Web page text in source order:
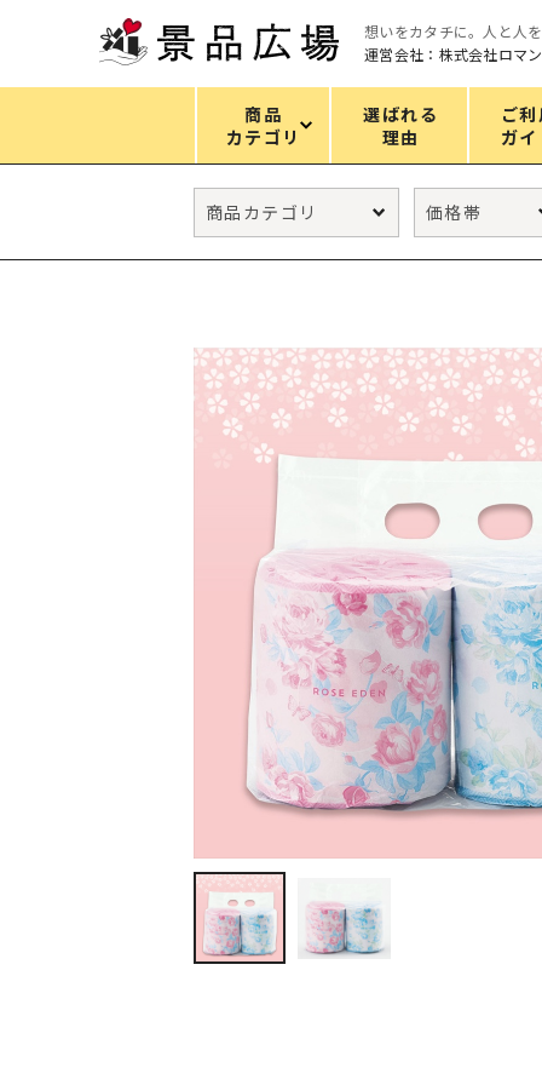
想いをカタチに。人と人
運営会社：株式会社ロマン
商品
カテゴリ
選ばれる
理由
ご
ガ
カテゴリ
ギフトセット
フェイス&ボディケア
防災・防犯グッズ
ファッション雑貨
ティッシュ・ロール
ペン・筆記用具
ステーショナリー
生活雑貨・便利グッズ
衛生用品特集
カタログギフト